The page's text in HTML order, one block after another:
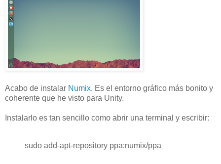
Acabo de instalar Numix. Es el entorno gráfico más bonito y
coherente que he visto para Unity.
Instalarlo es tan sencillo como abrir una terminal y escribir:
sudo add-apt-repository ppa:numix/ppa